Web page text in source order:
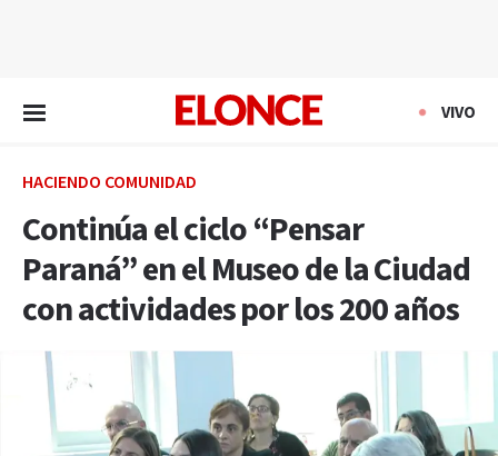
VIVO
HACIENDO COMUNIDAD
Continúa el ciclo “Pensar
Paraná” en el Museo de la Ciudad
con actividades por los 200 años